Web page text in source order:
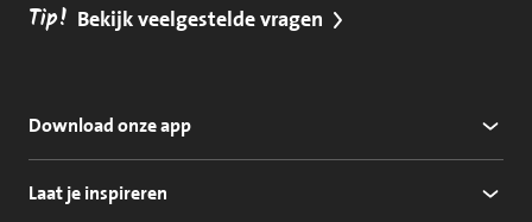
Tip! Bekijk veelgestelde vragen
Download onze app
Laat je inspireren